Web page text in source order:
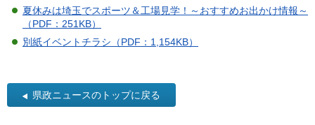
夏休みは埼玉でスポーツ＆工場見学！～おすすめお出かけ情報～
（PDF：251KB）
別紙イベントチラシ（PDF：1,154KB）
県政ニュースのトップに戻る